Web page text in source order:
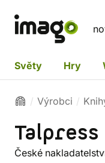
Světy Hry
Výrobci
Talpress
České